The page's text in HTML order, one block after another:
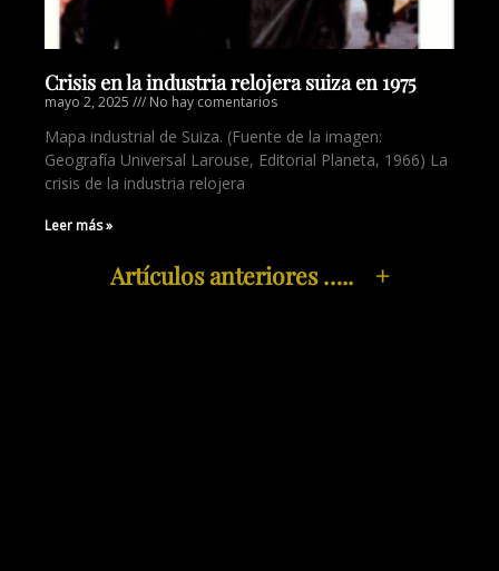
Crisis en la industria relojera suiza en 1975
mayo 2, 2025 No hay comentarios
Mapa industrial de Suiza. (Fuente de la imagen:
Geografía Universal Larouse, Editorial Planeta, 1966) La
crisis de la industria relojera
Leer más »
Artículos anteriores ….. +